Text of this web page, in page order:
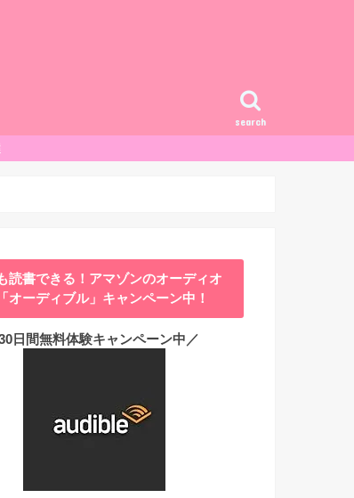
search
読書できる！アマゾンのオーディオ
オーディブル」キャンペーン中！
無料体験キャンペーン中／